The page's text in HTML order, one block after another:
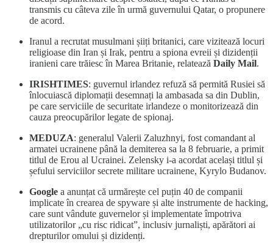
transmis cu câteva zile în urmă guvernului Qatar, o propunere
de acord.
Iranul a recrutat musulmani șiiți britanici, care vizitează locuri
religioase din Iran și Irak, pentru a spiona evreii și dizidenții
iranieni care trăiesc în Marea Britanie, relatează Daily Mail.
IRISHTIMES: guvernul irlandez refuză să permită Rusiei să
înlocuiască diplomații desemnați la ambasada sa din Dublin,
pe care serviciile de securitate irlandeze o monitorizează din
cauza preocupărilor legate de spionaj.
MEDUZA: generalul Valerii Zaluzhnyi, fost comandant al
armatei ucrainene până la demiterea sa la 8 februarie, a primit
titlul de Erou al Ucrainei. Zelensky i-a acordat același titlul și
șefului serviciilor secrete militare ucrainene, Kyrylo Budanov.
Google a anunțat că urmărește cel puțin 40 de companii
implicate în crearea de spyware și alte instrumente de hacking,
care sunt vândute guvernelor și implementate împotriva
utilizatorilor „cu risc ridicat”, inclusiv jurnaliști, apărători ai
drepturilor omului și dizidenți.